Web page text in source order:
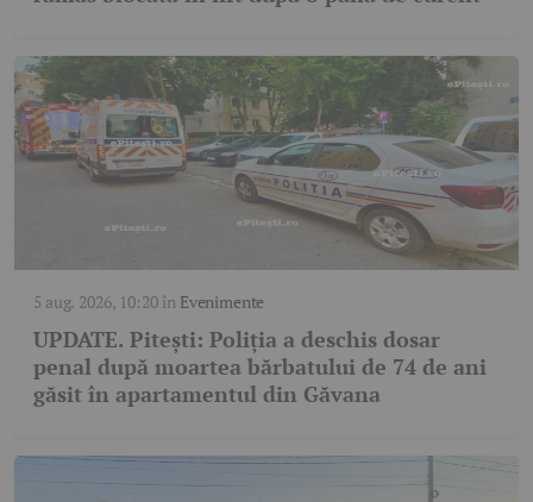
5 aug. 2026, 10:20în Evenimente
UPDATE. Pitești: Poliția a deschis dosar
penal după moartea bărbatului de 74 de ani
găsit în apartamentul din Găvana